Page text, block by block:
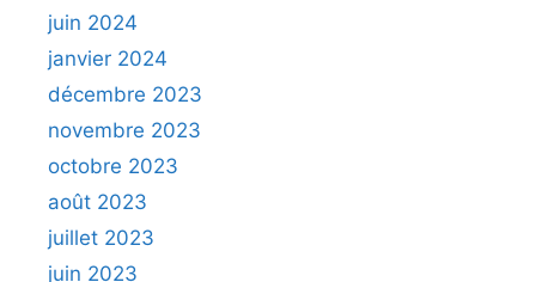
juin 2024
janvier 2024
décembre 2023
novembre 2023
octobre 2023
août 2023
juillet 2023
juin 2023